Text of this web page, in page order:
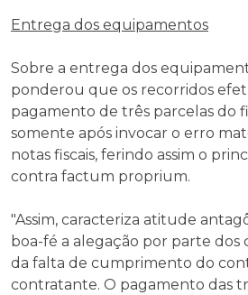
Entrega dos equipamentos
Sobre a entrega dos
ponderou que os recorridos
pagamento de três parcelas do
somente após invocar o erro
notas fiscais, ferindo assim o
contra factum proprium.
"Assim, caracteriza atitude
boa-fé a alegação por parte dos
da falta de cumprimento do
contratante. O pagamento das